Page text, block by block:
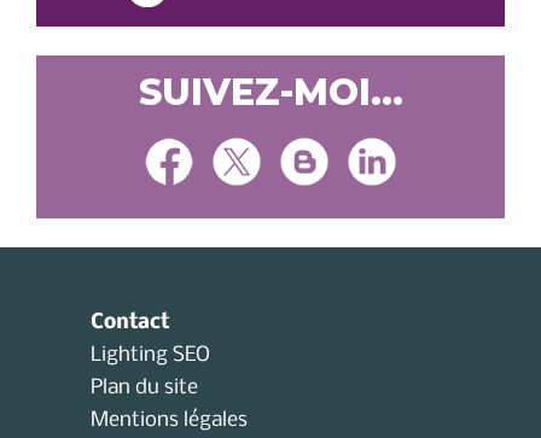
SUIVEZ-MOI...
Contact
Lighting SEO
Plan du site
Mentions légales